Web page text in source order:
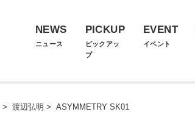
NEWS
ニュース
PICKUP
ピックアッ
プ
EVENT
イベント
> 渡辺弘明 > ASYMMETRY SK01